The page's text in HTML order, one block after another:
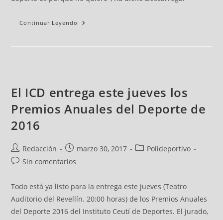
Continuar Leyendo
El ICD entrega este jueves los
Premios Anuales del Deporte de
2016
Redacción marzo 30, 2017
Polideportivo
Sin comentarios
Todo está ya listo para la entrega este jueves (Teatro
Auditorio del Revellín. 20:00 horas) de los Premios Anuales
del Deporte 2016 del Instituto Ceutí de Deportes. El jurado,